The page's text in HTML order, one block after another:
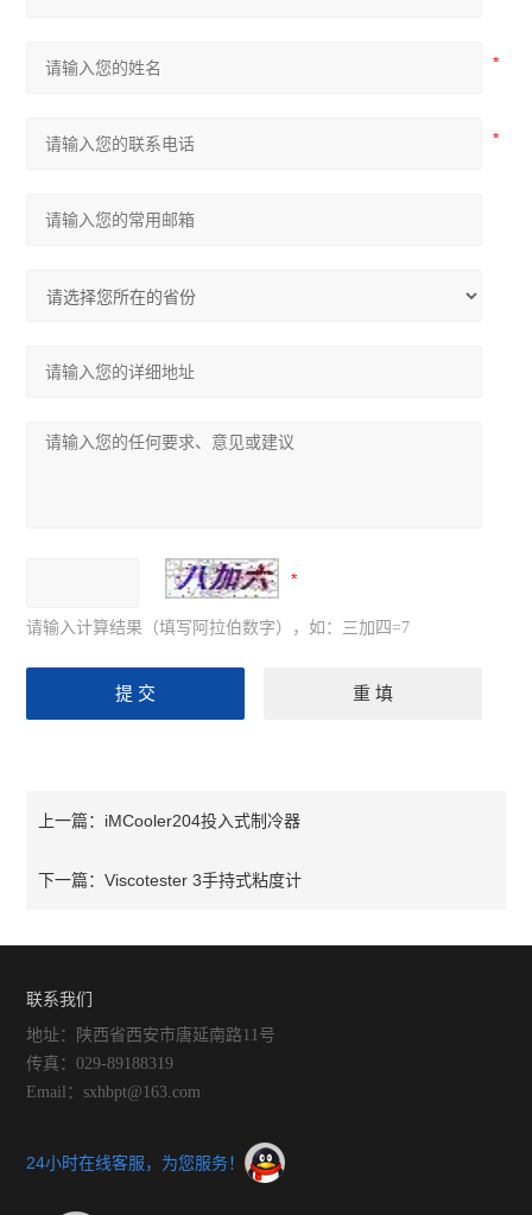
请输入计算结果（填写阿拉伯数字），如：三加四=7
上一篇： iMCooler204投入式制冷器
下一篇：Viscotester 3手持式粘度计
联系我们
地址：陕西省西安市唐延南路11号
传真：029-89188319
Email：sxhbpt@163.com
24小时在线客服，为您服务！